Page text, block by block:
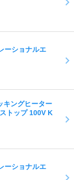
ーショナルエ
キングヒーター
トップ 100V K
ーショナルエ